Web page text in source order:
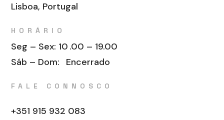
Lisboa, Portugal
HORÁRIO
Seg – Sex: 10 .00 – 19.00
Sáb – Dom:
Encerrado
FALE CONNOSCO
+351 915 932 083